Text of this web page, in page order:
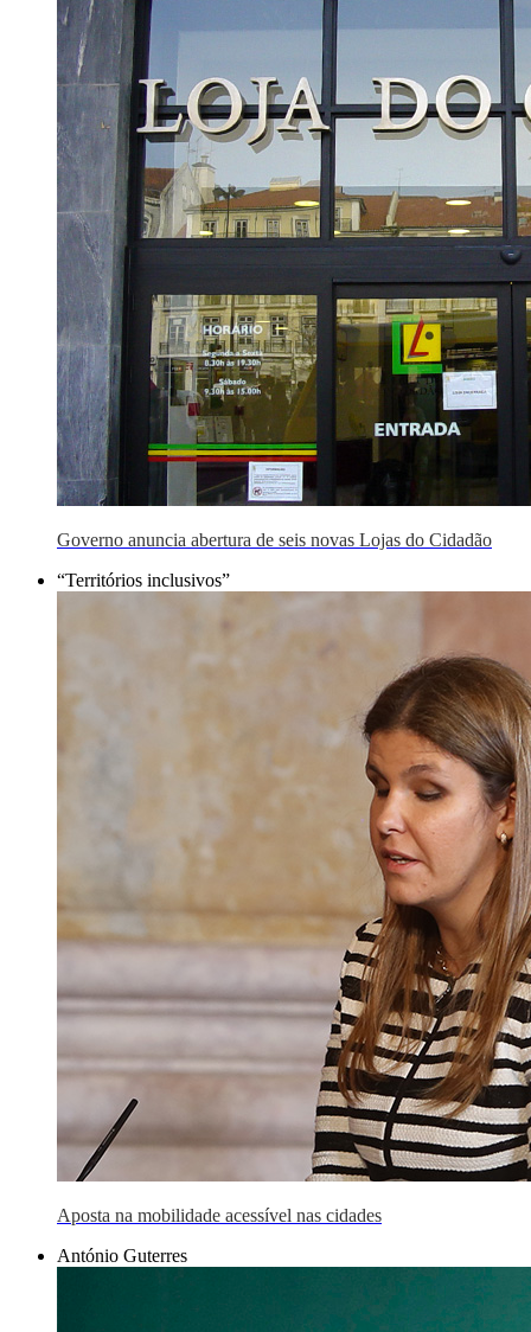
Governo anuncia abertura de seis novas Lojas do Cidadão
“Territórios inclusivos”
Aposta na mobilidade acessível nas cidades
António Guterres